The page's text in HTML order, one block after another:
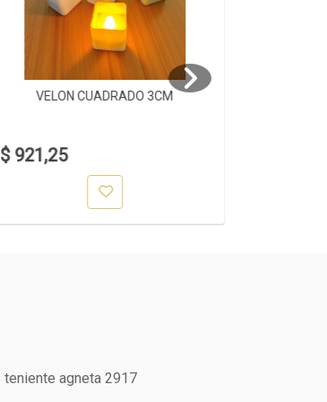
VELON CUADRADO 3CM
$ 921,25
teniente agneta 2917